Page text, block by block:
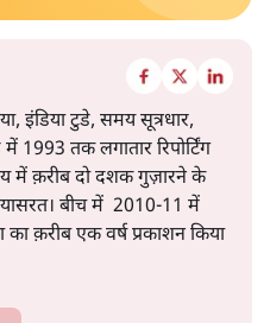
इंडिया टुडे, समय सूत्रधार,
1993 तक लगातार रिपोर्टिंग
में क़रीब दो दशक गुज़ारने के
बीच में 2010-11 में
का क़रीब एक वर्ष प्रकाशन किया